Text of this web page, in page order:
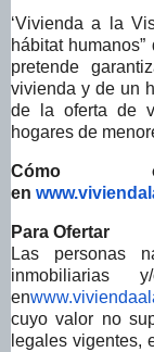
‘Vivienda a la
hábitat
pretende
vivienda y de un
de la oferta de
hogares de
Cómo
en
Para Ofertar
Las personas
inmobiliarias
en
cuyo valor no
legales vigentes,